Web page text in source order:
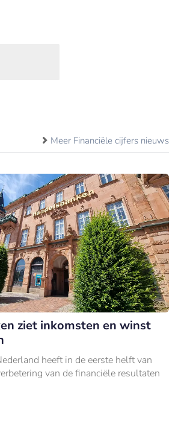
Meer Financiële cijfers nieuws
ziet inkomsten en winst
heeft in de eerste helft van
van de financiële resultaten